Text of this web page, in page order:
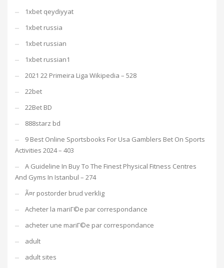
1xbet qeydiyyat
1xbet russia
1xbet russian
1xbet russian1
2021 22 Primeira Liga Wikipedia – 528
22bet
22Bet BD
888starz bd
9 Best Online Sportsbooks For Usa Gamblers Bet On Sports
Activities 2024 – 403
A Guideline In Buy To The Finest Physical Fitness Centres
And Gyms In Istanbul – 274
Ã¤r postorder brud verklig
Acheter la mariГ©e par correspondance
acheter une mariГ©e par correspondance
adult
adult sites